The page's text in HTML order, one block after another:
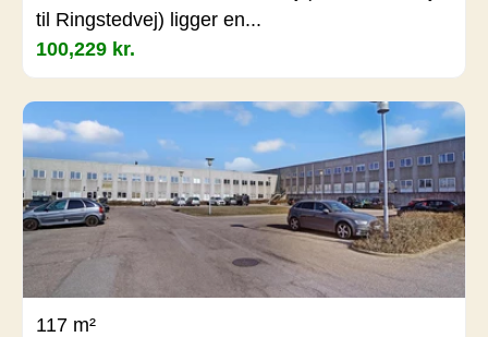
til Ringstedvej) ligger en...
100,229 kr.
117 m²